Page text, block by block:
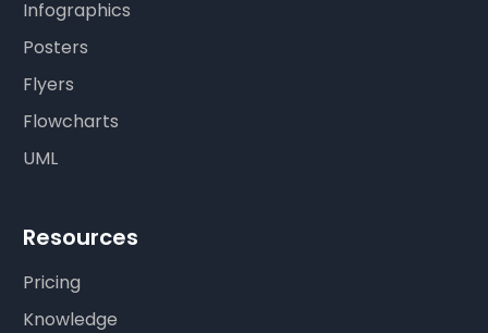
Infographics
Posters
Flyers
Flowcharts
UML
Resources
Pricing
Knowledge